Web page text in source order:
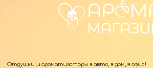
Отдушки и ароматизаторы в авто, в дом, в офис!